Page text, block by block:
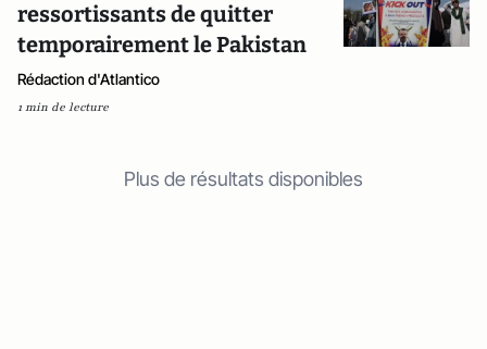
ressortissants de quitter
temporairement le Pakistan
Rédaction d'Atlantico
1 min de lecture
Plus de résultats disponibles